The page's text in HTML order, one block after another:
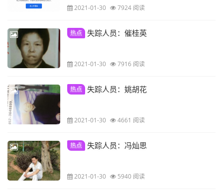
2021-01-30 7924 阅读
热点 失踪人员：催桂英
2021-01-30 7916 阅读
热点 失踪人员：姚胡花
2021-01-30 4661 阅读
热点 失踪人员：冯灿思
2021-01-30 5940 阅读